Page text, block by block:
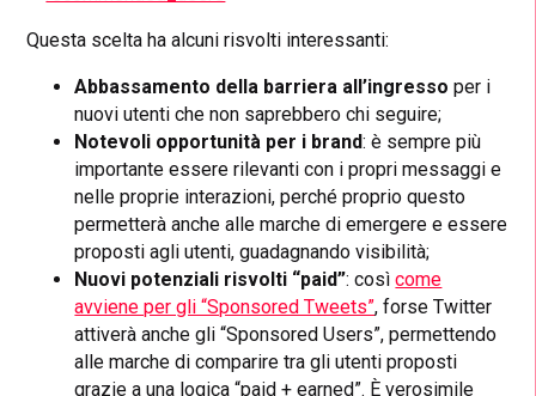
Questa scelta ha alcuni risvolti interessanti:
Abbassamento della barriera all’ingresso per i
nuovi utenti che non saprebbero chi seguire;
Notevoli opportunità per i brand: è sempre più
importante essere rilevanti con i propri messaggi e
nelle proprie interazioni, perché proprio questo
permetterà anche alle marche di emergere e essere
proposti agli utenti, guadagnando visibilità;
Nuovi potenziali risvolti “paid”: cosìcome
avviene per gli “Sponsored Tweets”, forse Twitter
attiverà anche gli “Sponsored Users”, permettendo
alle marche di comparire tra gli utenti proposti
grazie a una logica “paid + earned”. È verosimile